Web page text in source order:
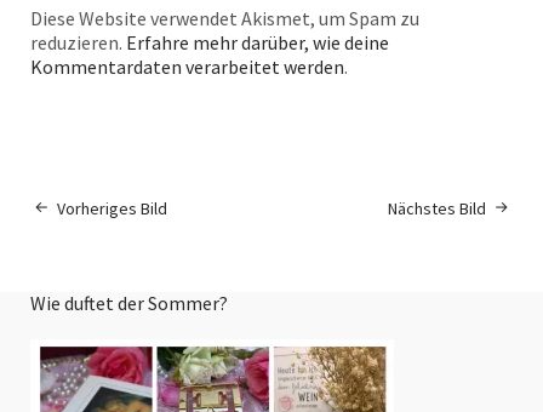
Diese Website verwendet Akismet, um Spam zu
reduzieren. Erfahre mehr darüber, wie deine
Kommentardaten verarbeitet werden.
Nächstes Bild
Vorheriges Bild
Wie duftet der Sommer?